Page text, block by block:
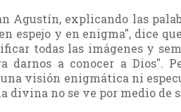
Agustín, explicando las
espejo y en enigma", dice
todas las imágenes y
darnos a conocer a Dios".
visión enigmática ni
divina no se ve por medio de